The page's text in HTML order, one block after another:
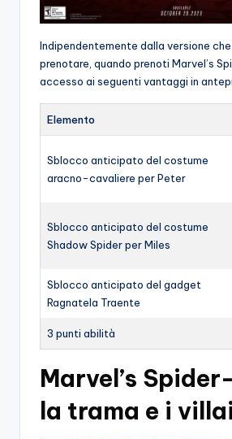
Indipendentemente dalla versione
prenotare, quando prenoti Marvel’s
accesso ai seguenti vantaggi in
Elemento
Sblocco anticipato del costume
aracno-cavaliere per Peter
Sblocco anticipato del costume
Shadow Spider per Miles
Sblocco anticipato del gadget
Ragnatela Traente
3 punti abilità
Marvel’s
la trama e i